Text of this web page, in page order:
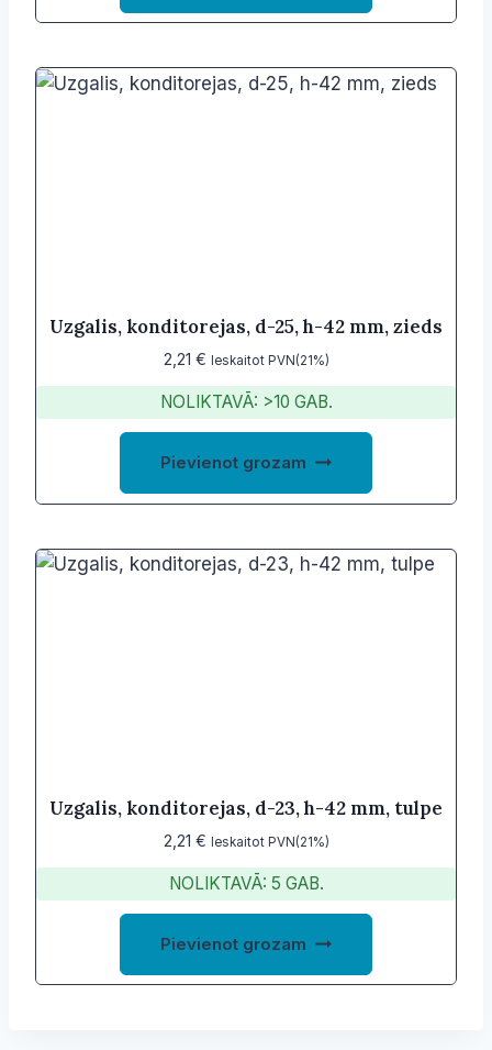
Uzgalis, konditorejas, d-25, h-42 mm, zieds
2,21 € Ieskaitot PVN(21%)
NOLIKTAVĀ: >10 GAB.
Pievienot grozam
Uzgalis, konditorejas, d-23, h-42 mm, tulpe
2,21 € Ieskaitot PVN(21%)
NOLIKTAVĀ: 5 GAB.
Pievienot grozam